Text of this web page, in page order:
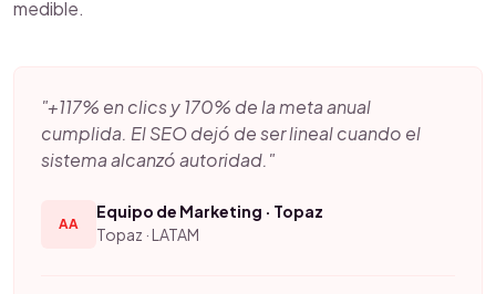
medible.
"+117% en clics y 170% de la meta anual
cumplida. El SEO dejó de ser lineal cuando el
sistema alcanzó autoridad."
AA
Equipo de Marketing · Topaz
Topaz · LATAM